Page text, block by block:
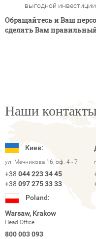
выгодной
Обращайтесь и Ваш
сделать Вам
Наши
Киев:
ул. Мечникова 16, оф. 4 - 7
+38 044 223 34 45
+38 097 275 33 33
Poland:
Warsaw, Krakow
Head Office
800 003 093